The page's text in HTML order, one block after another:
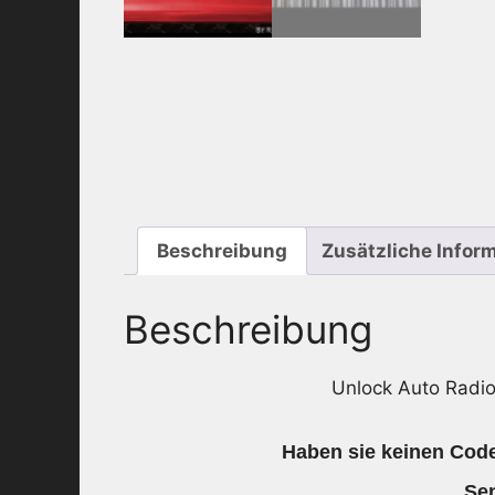
Beschreibung Zusätzliche
Beschreibung
Unlock Auto
Haben sie keinen